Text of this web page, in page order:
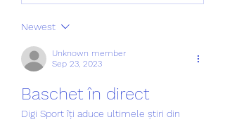
Newest
Unknown member
Sep 23, 2023
Baschet în direct
Digi Sport îți aduce ultimele știri din